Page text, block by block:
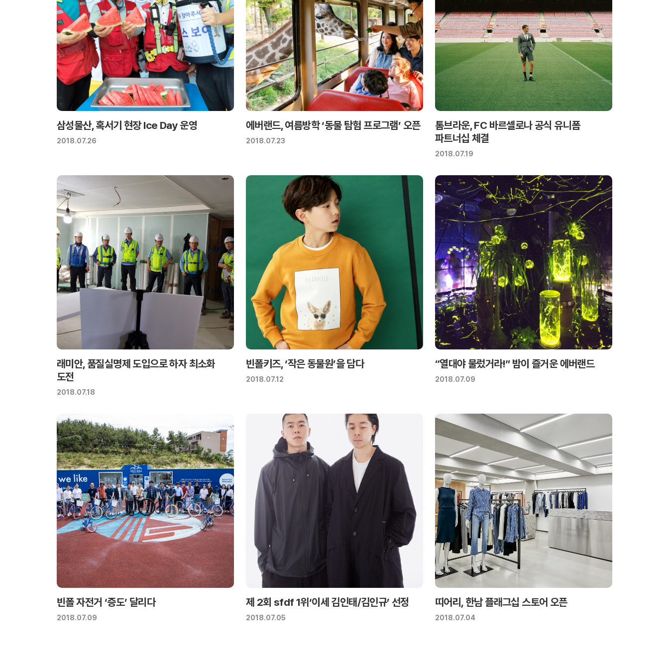
삼성물산, 혹서기 현장 Ice Day 운영
2018.07.26
에버랜드, 여름방학 ‘동물 탐험 프로그램’ 오픈
2018.07.23
톰브라운, FC 바르셀로나 공식 유니폼
파트너십 체결
2018.07.19
래미안, 품질실명제 도입으로 하자 최소화
도전
2018.07.18
빈폴키즈, ‘작은 동물원’을 담다
2018.07.12
“열대야 물렀거라!” 밤이 즐거운 에버랜드
2018.07.09
빈폴 자전거 ‘증도’ 달리다
2018.07.09
제 2회 sfdf 1위‘이세 김인태/김인규’ 선정
2018.07.05
띠어리, 한남 플래그십 스토어 오픈
2018.07.04